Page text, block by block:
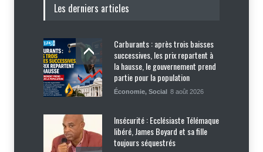
Les derniers articles
Carburants : après trois baisses
successives, les prix repartent à
la hausse, le gouvernement prend
partie pour la population
Économie, Social 8 août 2026
Insécurité : Ecclésiaste Télémaque
libéré, James Boyard et sa fille
toujours séquestrés